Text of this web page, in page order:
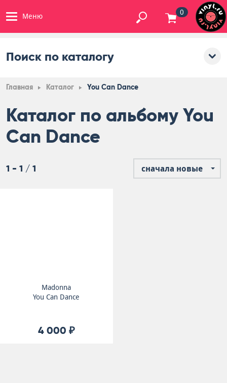
Меню 0
Поиск по каталогу
Главная Каталог You Can Dance
Каталог по альбому You
Can Dance
1 - 1 / 1 сначала новые
Madonna
You Can Dance
4 000 ₽